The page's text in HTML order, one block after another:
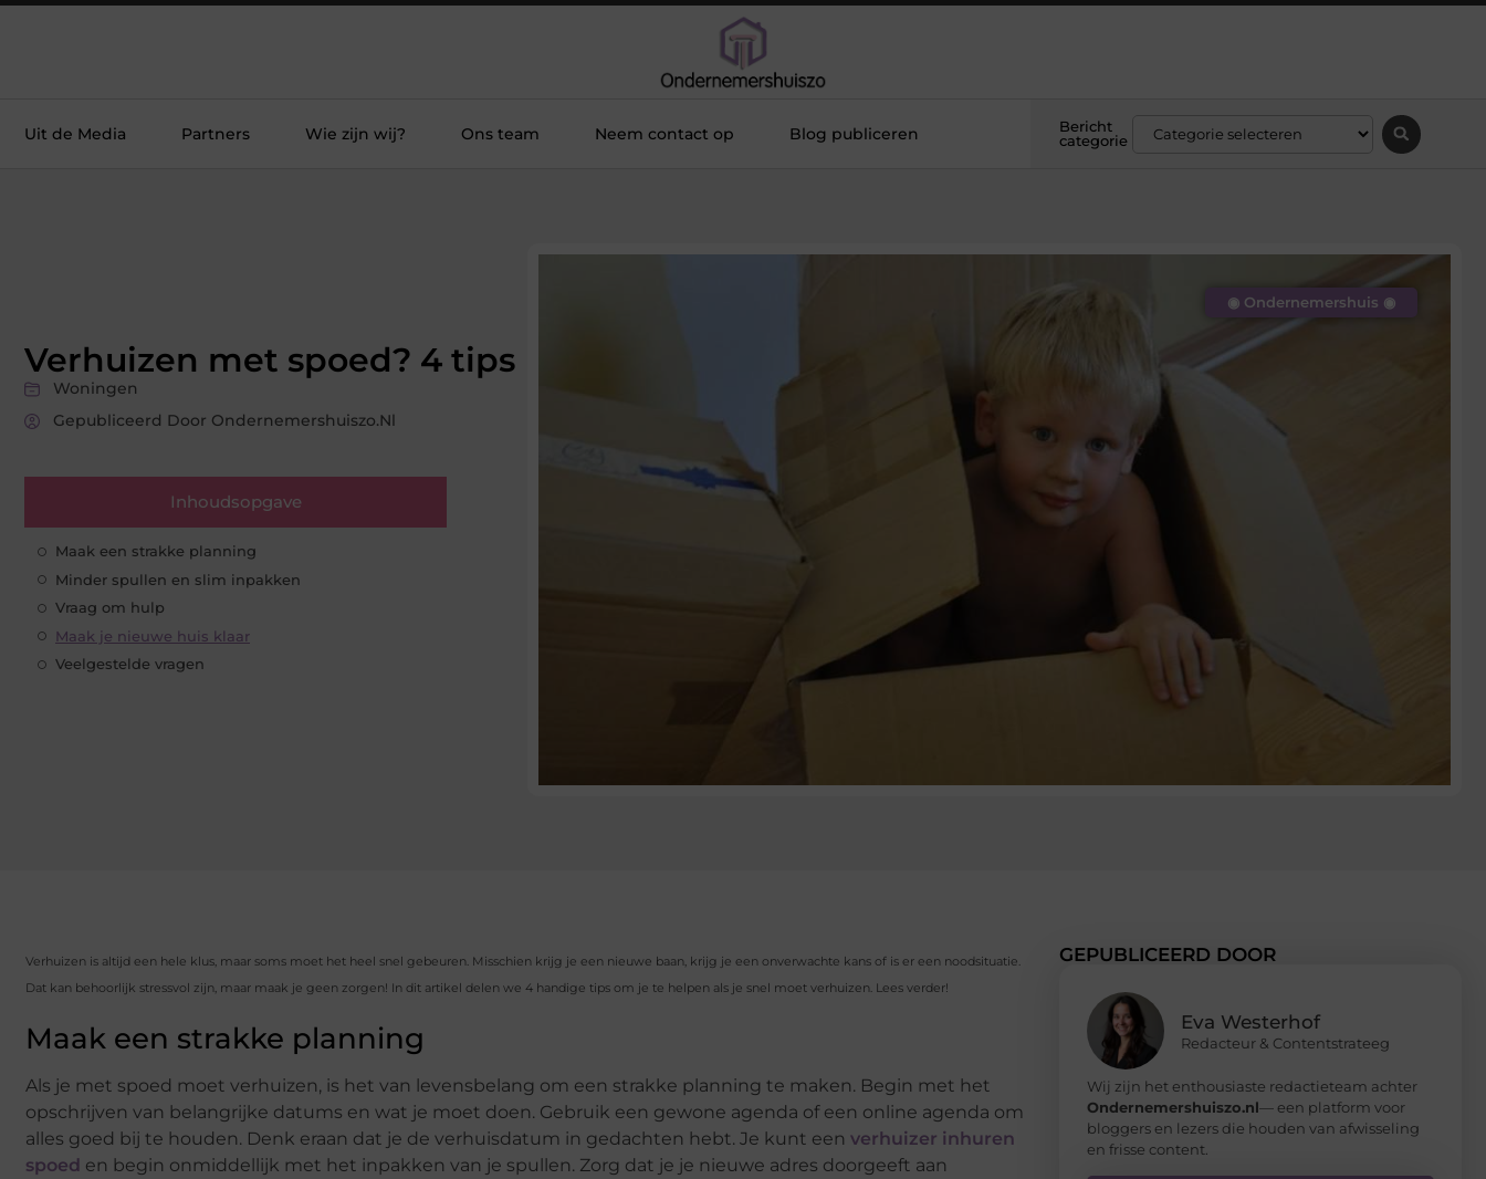
Uit de Media Partners Wie zijn wij? Ons team Neem contact op Blog publiceren
Bericht
categorie
Verhuizen met spoed? 4 tips
Woningen
Gepubliceerd Door Ondernemershuiszo.nl
Inhoudsopgave
Maak een strakke planning
Minder spullen en slim inpakken
Vraag om hulp
Maak je nieuwe huis klaar
Veelgestelde vragen
◉ Ondernemershuis ◉
Verhuizen is altijd een hele klus, maar soms moet het heel snel gebeuren. Misschien krijg je een nieuwe baan, krijg je een onverwachte kans of is er een noodsituatie.
Dat kan behoorlijk stressvol zijn, maar maak je geen zorgen! In dit artikel delen we 4 handige tips om je te helpen als je snel moet verhuizen. Lees verder!
Maak een strakke planning
Als je met spoed moet verhuizen, is het van levensbelang om een strakke planning te maken. Begin met het
opschrijven van belangrijke datums en wat je moet doen. Gebruik een gewone agenda of een online agenda om
alles goed bij te houden. Denk eraan dat je de verhuisdatum in gedachten hebt. Je kunt een verhuizer inhuren
spoed en begin onmiddellijk met het inpakken van je spullen. Zorg dat je je nieuwe adres doorgeeft aan
GEPUBLICEERD DOOR
Eva Westerhof
Redacteur & Contentstrateeg
Wij zijn het enthousiaste redactieteam achter
Ondernemershuiszo.nl— een platform voor
bloggers en lezers die houden van afwisseling
en frisse content.